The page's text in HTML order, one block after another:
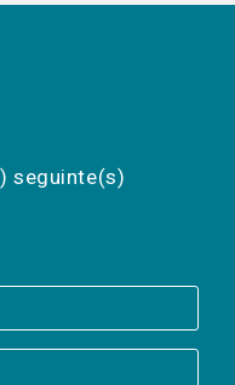
seguinte(s)